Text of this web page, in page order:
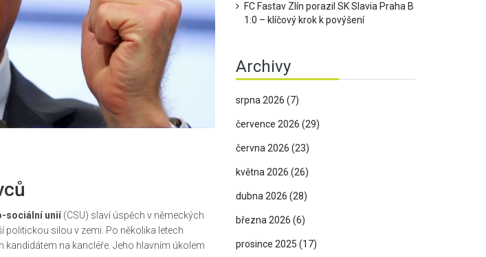
sociální unií (CSU) slaví úspěch v německých
politickou silou v zemi. Po několika letech
kandidátem na kancléře. Jeho hlavním úkolem
FC Fastav Zlín porazil SK Slavia Praha B
1:0 – klíčový krok k povýšení
Archivy
srpna 2026 (7)
července 2026 (29)
června 2026 (23)
května 2026 (26)
dubna 2026 (28)
března 2026 (6)
prosince 2025 (17)